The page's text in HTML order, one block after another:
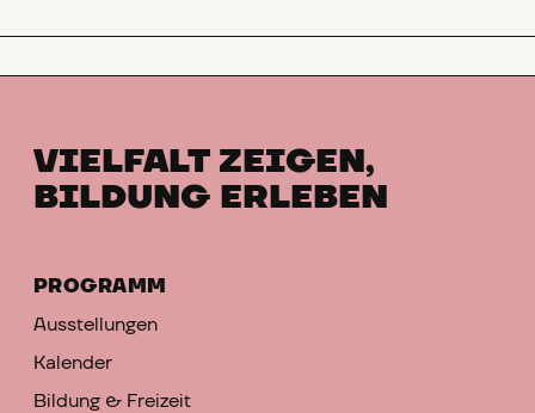
VIELFALT ZEIGEN,
BILDUNG ERLEBEN
PROGRAMM
Ausstellungen
Kalender
Bildung & Freizeit